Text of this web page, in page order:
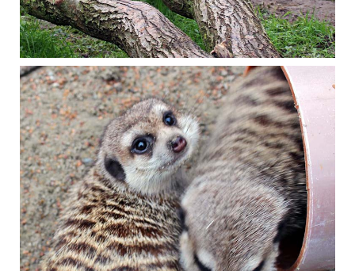
Januar 2021
Erdmännchen